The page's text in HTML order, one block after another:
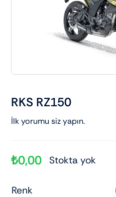
Elektrikli araçlar
Scooter motorlar
Cub ve cg
Chopper ve cross
RKS RZ150
İlk yorumu siz yapın.
₺0,00 Stokta yok
Renk